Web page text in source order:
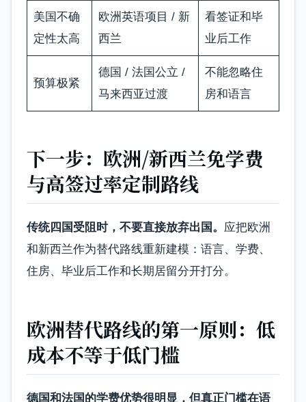
美国不确
定性太高
欧洲英语项目 / 新
西兰
看签证和毕
业后工作
预算极紧
德国 / 法国公立 /
马来西亚过渡
不能忽略住
房和语言
下一步：欧洲/新西兰免学费
与高签过率定制路线
传统四国受阻时，不要直接放弃出国。 应把欧洲
和新西兰作为替代路线重新建模：语言、学费、
住房、毕业后工作和长期居留分开打分。
欧洲替代路线的第一原则：低
成本不等于低门槛
德国和法国的学费优势很明显，但真正门槛在语